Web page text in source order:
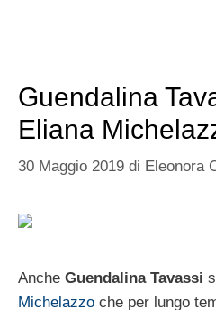
Guendalina
Eliana
30 Maggio 2019 di Eleonora
Anche Guendalina Tavassi
Michelazzo che per lungo